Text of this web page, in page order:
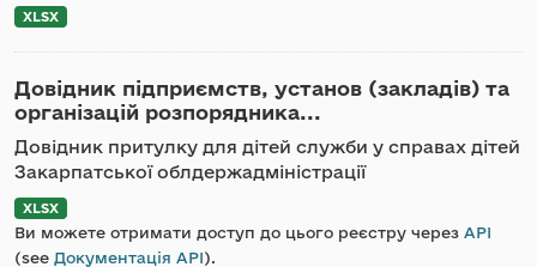
XLSX
Довідник підприємств, установ (закладів) та
організацій розпорядника...
Довідник притулку для дітей служби у справах дітей
Закарпатської облдержадміністрації
XLSX
Ви можете отримати доступ до цього реєстру через API
(see Документація API).